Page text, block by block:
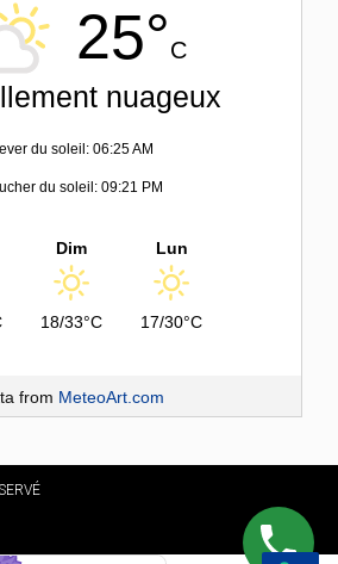
25°C
nuageux
du soleil: 06:25 AM
du soleil: 09:21 PM
Dim
18/33°C
Lun
17/30°C
from MeteoArt.com